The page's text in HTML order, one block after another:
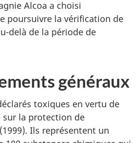
Alcoa a choisi
poursuivre la vérification de
delà de la période de
généraux
toxiques en vertu de
sur la protection de
Ils représentent un